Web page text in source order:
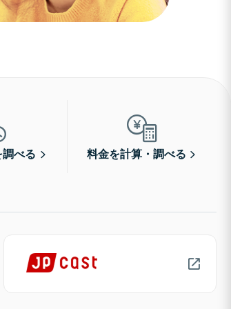
べる 料金を計算・調べる